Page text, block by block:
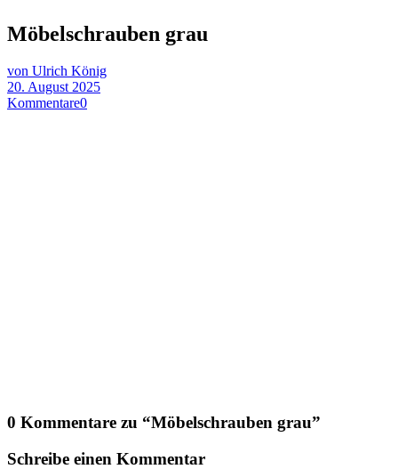
Möbelschrauben grau
von Ulrich König
20. August 2025
Kommentare0
0 Kommentare zu “Möbelschrauben grau”
Schreibe einen Kommentar